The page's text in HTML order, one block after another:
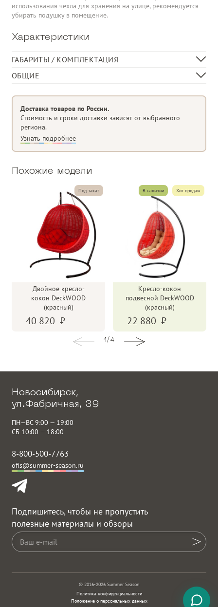
использования чехла для хранения на улице, рекомендуется
убирать подушку в помещение.
Характеристики
ГАБАРИТЫ / КОМПЛЕКТАЦИЯ
Размер гамака, см
80 х 75 х 125 (±10 см)
Размер подушки, см
90 х 70 х 10
ОБЩИЕ
Устойчивость к УФ и суровому климату
Удобная подушка
Цепочка и 2 карабина в комплекте
Разрешённая нагрузка до
С подушкой на сидение
Полиэстер
Доставка товаров по России.
Стоимость и сроки доставки зависят от выбранного
региона.
Узнать подробнее
Похожие модели
Под заказ
Двойное кресло-
кокон DeckWOOD
(красный)
40 820
В наличии Хит продаж
Кресло-кокон
подвесной DeckWOOD
(красный)
22 880
1 / 4
Новосибирск,
ул.Фабричная, 39
ПН—ВС 9:00 — 19:00
СБ 10:00 — 18:00
8-800-500-7763
ofis@summer-season.ru
Подпишитесь, чтобы не пропустить
полезные материалы и обзоры
© 2016-2026 Summer Season
Политика конфиденциальности
Положение о персональных данных